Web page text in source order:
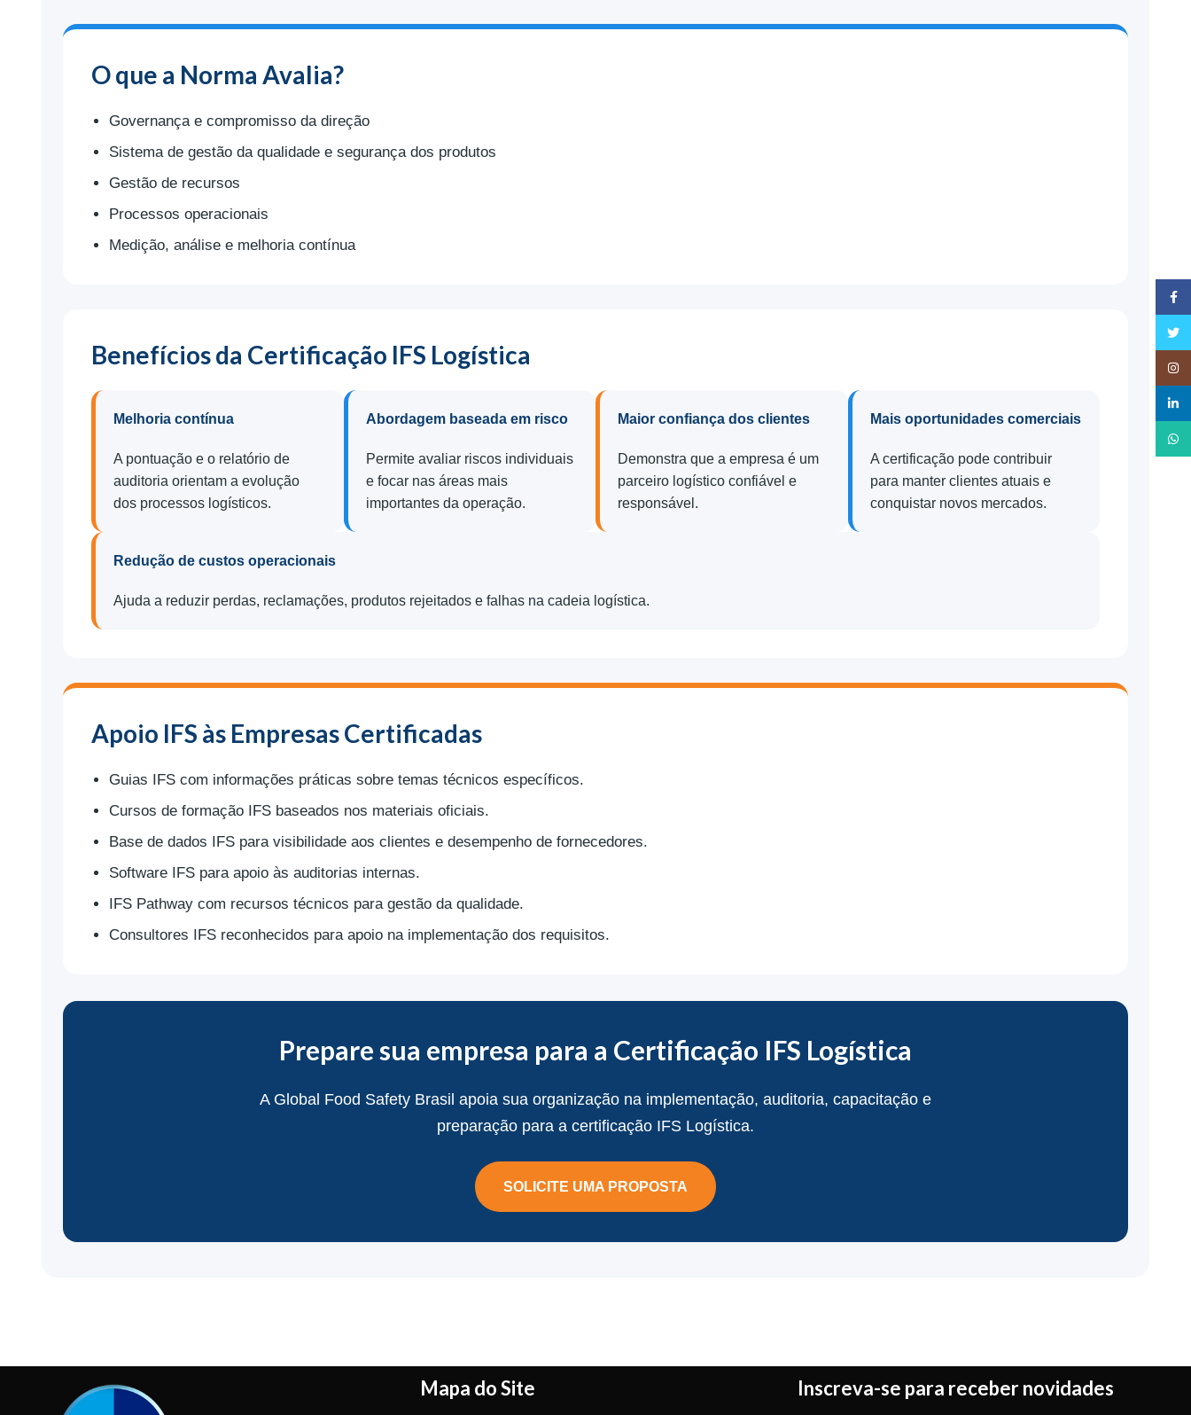
O que a Norma Avalia?
Governança e compromisso da direção
Sistema de gestão da qualidade e segurança dos produtos
Gestão de recursos
Processos operacionais
Medição, análise e melhoria contínua
Benefícios da Certificação IFS Logística
Melhoria contínua
A pontuação e o relatório de
auditoria orientam a evolução
dos processos logísticos.
Abordagem baseada em risco
Permite avaliar riscos individuais
e focar nas áreas mais
importantes da operação.
Maior confiança dos clientes
Demonstra que a empresa é um
parceiro logístico confiável e
responsável.
Mais oportunidades comerciais
A certificação pode contribuir
para manter clientes atuais e
conquistar novos mercados.
Redução de custos operacionais
Ajuda a reduzir perdas, reclamações, produtos rejeitados e falhas na cadeia logística.
Apoio IFS às Empresas Certificadas
Guias IFS com informações práticas sobre temas técnicos específicos.
Cursos de formação IFS baseados nos materiais oficiais.
Base de dados IFS para visibilidade aos clientes e desempenho de fornecedores.
Software IFS para apoio às auditorias internas.
IFS Pathway com recursos técnicos para gestão da qualidade.
Consultores IFS reconhecidos para apoio na implementação dos requisitos.
Prepare sua empresa para a Certificação IFS Logística
A Global Food Safety Brasil apoia sua organização na implementação, auditoria, capacitação e
preparação para a certificação IFS Logística.
SOLICITE UMA PROPOSTA
Mapa do Site Inscreva-se para receber novidades